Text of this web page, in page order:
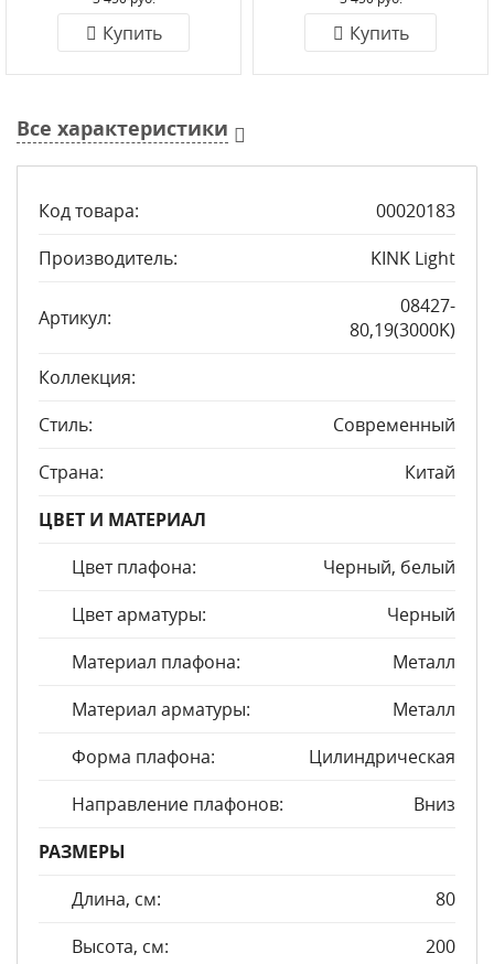
Купить Купить
Все характеристики
Код товара:
00020183
Производитель:
KINK Light
Артикул:
08427-
80,19(3000K)
Коллекция:
Стиль:
Современный
Страна:
Китай
ЦВЕТ И МАТЕРИАЛ
Цвет плафона:
Черный, белый
Цвет арматуры:
Черный
Материал плафона:
Металл
Материал арматуры:
Металл
Форма плафона:
Цилиндрическая
Направление плафонов:
Вниз
РАЗМЕРЫ
Длина, см:
80
Высота, см:
200